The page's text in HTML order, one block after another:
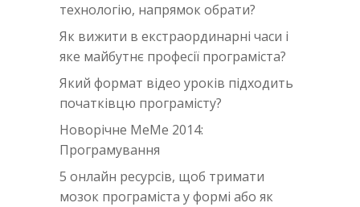
технологію, напрямок обрати?
Як вижити в екстраординарні часи i
яке майбутнє професії програміста?
Який формат відео уроків підходить
початківцю програмісту?
Новорічне MeMe 2014:
Програмування
5 онлайн ресурсів, щоб тримати
мозок програміста у формі або як